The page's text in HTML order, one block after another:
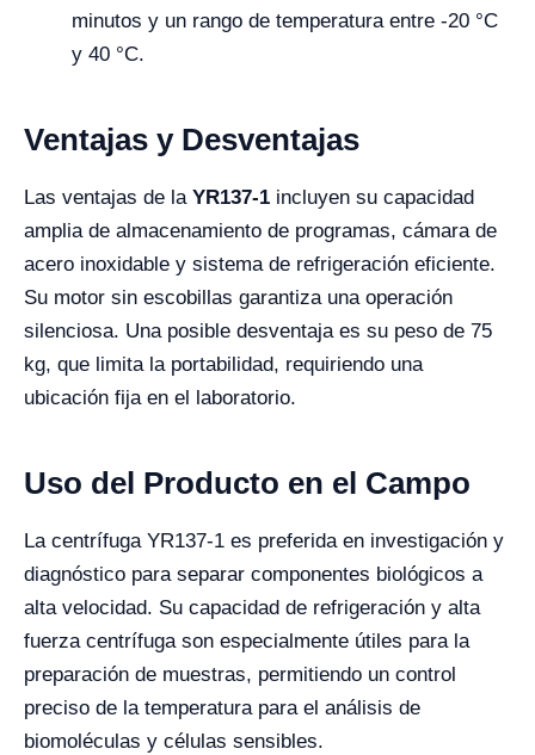
minutos y un rango de temperatura entre -20 °C
y 40 °C.
Ventajas y Desventajas
Las ventajas de la YR137-1 incluyen su capacidad
amplia de almacenamiento de programas, cámara de
acero inoxidable y sistema de refrigeración eficiente.
Su motor sin escobillas garantiza una operación
silenciosa. Una posible desventaja es su peso de 75
kg, que limita la portabilidad, requiriendo una
ubicación fija en el laboratorio.
Uso del Producto en el Campo
La centrífuga YR137-1 es preferida en investigación y
diagnóstico para separar componentes biológicos a
alta velocidad. Su capacidad de refrigeración y alta
fuerza centrífuga son especialmente útiles para la
preparación de muestras, permitiendo un control
preciso de la temperatura para el análisis de
biomoléculas y células sensibles.